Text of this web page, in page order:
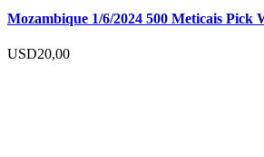
Mozambique 1/6/2024 500 Meticais Pick
USD20,00